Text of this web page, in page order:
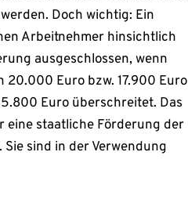
Doch wichtig: Ein
Arbeitnehmer hinsichtlich
ausgeschlossen, wenn
20.000 Euro bzw. 17.900 Euro
Euro überschreitet. Das
eine staatliche Förderung der
sind in der Verwendung